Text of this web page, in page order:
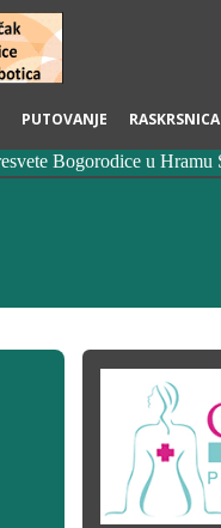
PUTOVANJE RASKRSNICA